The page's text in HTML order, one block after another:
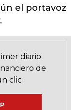
el portavoz
diario
de
clic